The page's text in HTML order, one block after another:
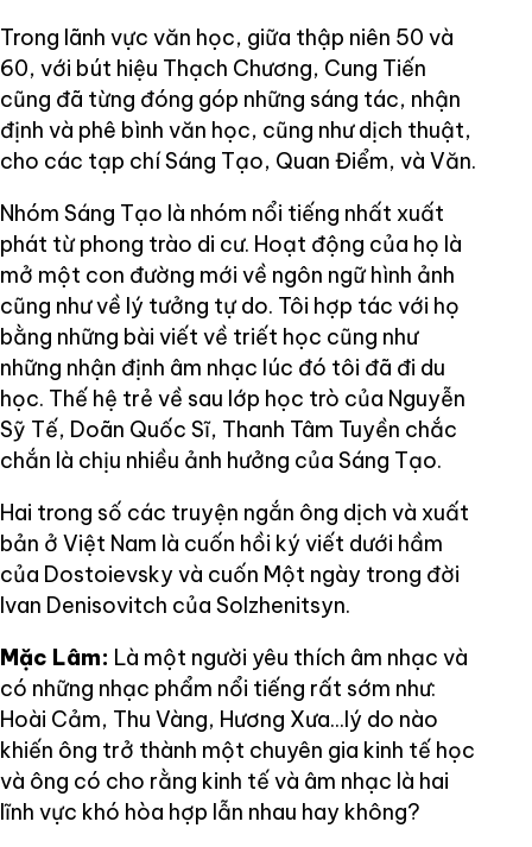
Trong lãnh vực văn học, giữa thập niên 50 và
60, với bút hiệu Thạch Chương, Cung Tiến
cũng đã từng đóng góp những sáng tác, nhận
định và phê bình văn học, cũng như dịch thuật,
cho các tạp chí Sáng Tạo, Quan Điểm, và Văn.
Nhóm Sáng Tạo là nhóm nổi tiếng nhất xuất
phát từ phong trào di cư. Hoạt động của họ là
mở một con đường mới về ngôn ngữ hình ảnh
cũng như về lý tưởng tự do. Tôi hợp tác với họ
bằng những bài viết về triết học cũng như
những nhận định âm nhạc lúc đó tôi đã đi du
học. Thế hệ trẻ về sau lớp học trò của Nguyễn
Sỹ Tế, Doãn Quốc Sĩ, Thanh Tâm Tuyền chắc
chắn là chịu nhiều ảnh hưởng của Sáng Tạo.
Hai trong số các truyện ngắn ông dịch và xuất
bản ở Việt Nam là cuốn hồi ký viết dưới hầm
của Dostoievsky và cuốn Một ngày trong đời
Ivan Denisovitch của Solzhenitsyn.
Mặc Lâm: Là một người yêu thích âm nhạc và
có những nhạc phẩm nổi tiếng rất sớm như:
Hoài Cảm, Thu Vàng, Hương Xưa...lý do nào
khiến ông trở thành một chuyên gia kinh tế học
và ông có cho rằng kinh tế và âm nhạc là hai
lĩnh vực khó hòa hợp lẫn nhau hay không?